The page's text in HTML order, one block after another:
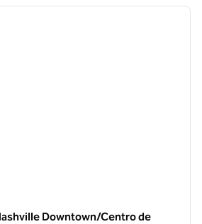
Downtown/Centro de